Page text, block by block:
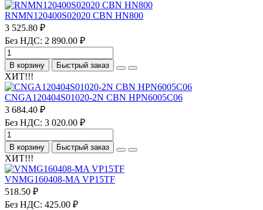
RNMN120400S02020 CBN HN800
3 525.80 ₽
Без НДС: 2 890.00 ₽
В корзину Быстрый заказ
ХИТ!!!
CNGA120404S01020-2N CBN HPN6005C06
3 684.40 ₽
Без НДС: 3 020.00 ₽
В корзину Быстрый заказ
ХИТ!!!
VNMG160408-MA VP15TF
518.50 ₽
Без НДС: 425.00 ₽